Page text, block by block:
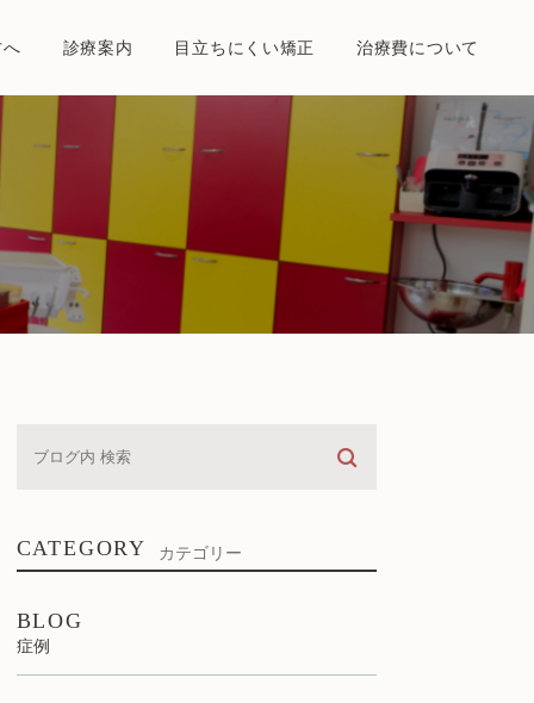
診療案内 目立ちにくい矯正 治療費について
CATEGORY カテゴリー
BLOG
症例